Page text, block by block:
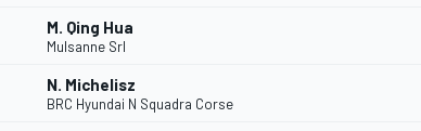
M. Qing Hua
Mulsanne Srl
N. Michelisz
BRC Hyundai N Squadra Corse